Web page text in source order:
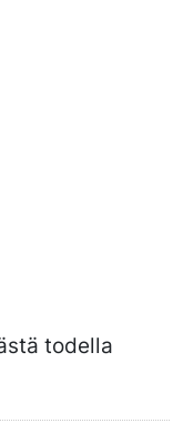
todella